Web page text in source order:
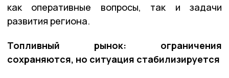
как оперативные вопросы, так и задачи
развития региона.
Топливный рынок: ограничения
сохраняются, но ситуация стабилизируется